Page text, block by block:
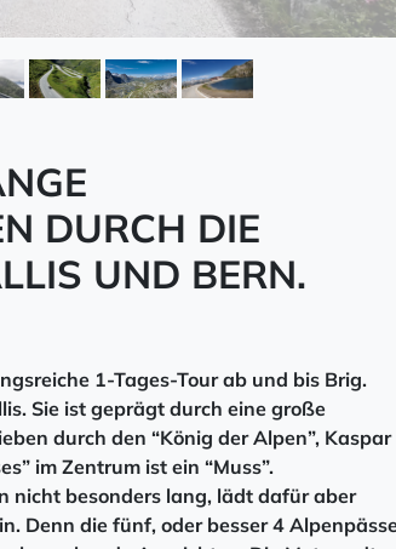
DURCH DIE
UND BERN.
1-Tages-Tour ab und bis Brig.
Sie ist geprägt durch eine große
durch den “König der Alpen”, Kaspar
im Zentrum ist ein “Muss”.
nicht besonders lang, lädt dafür aber
Denn die fünf, oder besser 4